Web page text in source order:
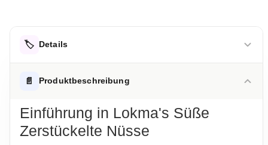
🏷️ Details
AUFBEWAHRUNGSHINWEIS
HERKUNFTSLAND
Türkei
📄 Produktbeschreibung
Einführung in Lokma's Süße
Zerstückelte Nüsse